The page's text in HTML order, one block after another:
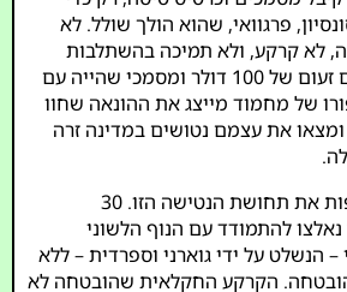
פרגוואי, שהוא הולך שולל. לא
לא קרקע, ולא תמיכה בהשתלבות
תרבותית – רק תשלום זעום של 100 דולר ומסמכי שהייה עם
של מחמוד מייצג את ההונאה שחוו
את עצמם נטושים במדינה זרה
עדויות אחרות משקפות את תחושת הנטישה הזו. 30
להתמודד עם הנוף הלשוני
– הנשלט על ידי גוארני וספרדית – ללא
הקרקע החקלאית שהובטחה לא